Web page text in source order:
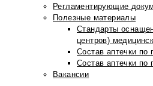
Регламентирующие
Полезные материалы
Стандарты
центров)
Состав аптечки по
Состав аптечки по
Вакансии